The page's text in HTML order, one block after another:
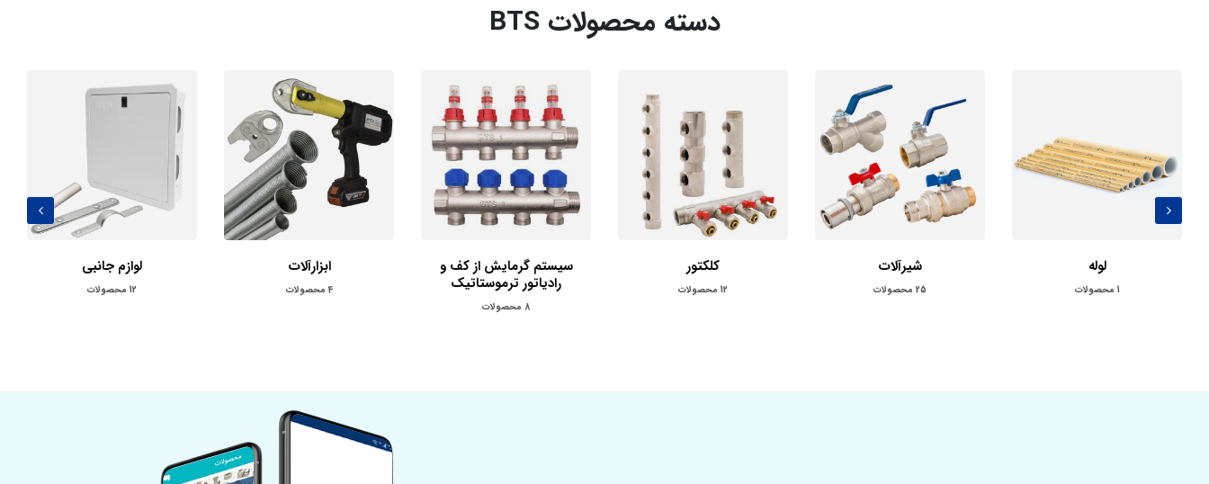
دسته محصولات BTS
لوله
1 محصولات
شیرآلات
25 محصولات
کلکتور
12 محصولات
سیستم گرمایش از کف و
رادیاتور ترموستاتیک
8 محصولات
ابزارآلات
4 محصولات
لوازم جانبی
12 محصولات